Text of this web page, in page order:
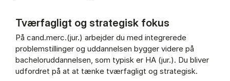
Tværfagligt og strategisk fokus
På cand.merc.(jur.) arbejder du med integrerede
problemstillinger og uddannelsen bygger videre på
bacheloruddannelsen, som typisk er HA (jur.). Du bliver
udfordret på at at tænke tværfagligt og strategisk.